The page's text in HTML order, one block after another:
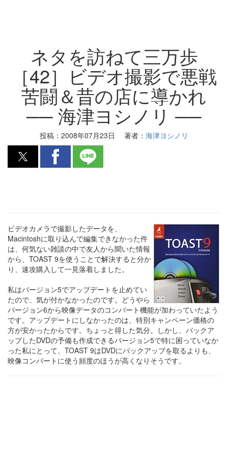
ネタを訪ねて三万歩
［42］ビデオ撮影で悪戦
苦闘＆昔の店に導かれ
── 海津ヨシノリ ──
投稿： 2008年07月23日 著者： 海津ヨシノリ
ビデオカメラで撮影したデータを、
Macintoshに取り込んで編集できなかった件
は、何気ない雑談の中で友人から聞いた情報
から、TOAST 9を使うことで解決すると分か
り、速攻購入して一見落着しました。
私はバージョン5でアップデートを止めてい
たので、気が付かなかったのです。どうやら
バージョン6から映像データのコンバート機能が加わっていたよう
です。アップデートにしなかったのは、特別キャンペーン価格の
方が安かったからです。ちょっと得した気分。しかし、バックア
ップしたDVDの予備も作成できるバージョン5で特に困っていなか
った私にとって、TOAST 9はDVDにバックアップを取るよりも、
映像コンバートに使う頻度のほうが高くなりそうです。